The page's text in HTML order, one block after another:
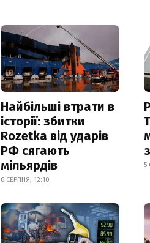
Найбільші втрати в
історії: збитки
Rozetka від ударів
РФ сягають
мільярдів
6 СЕРПНЯ, 12:10
5